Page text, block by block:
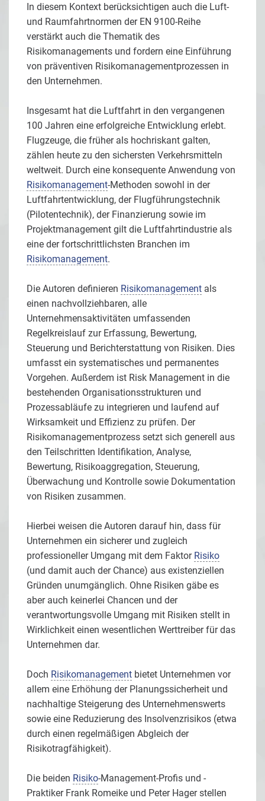
In diesem Kontext berücksichtigen auch die Luft-
und Raumfahrtnormen der EN 9100-Reihe
verstärkt auch die Thematik des
Risikomanagements und fordern eine Einführung
von präventiven Risikomanagementprozessen in
den Unternehmen.
Insgesamt hat die Luftfahrt in den vergangenen
100 Jahren eine erfolgreiche Entwicklung erlebt.
Flugzeuge, die früher als hochriskant galten,
zählen heute zu den sichersten Verkehrsmitteln
weltweit. Durch eine konsequente Anwendung von
Risikomanagement-Methoden sowohl in der
Luftfahrtentwicklung, der Flugführungstechnik
(Pilotentechnik), der Finanzierung sowie im
Projektmanagement gilt die Luftfahrtindustrie als
eine der fortschrittlichsten Branchen im
Risikomanagement.
Die Autoren definieren Risikomanagement als
einen nachvollziehbaren, alle
Unternehmensaktivitäten umfassenden
Regelkreislauf zur Erfassung, Bewertung,
Steuerung und Berichterstattung von Risiken. Dies
umfasst ein systematisches und permanentes
Vorgehen. Außerdem ist Risk Management in die
bestehenden Organisationsstrukturen und
Prozessabläufe zu integrieren und laufend auf
Wirksamkeit und Effizienz zu prüfen. Der
Risikomanagementprozess setzt sich generell aus
den Teilschritten Identifikation, Analyse,
Bewertung, Risikoaggregation, Steuerung,
Überwachung und Kontrolle sowie Dokumentation
von Risiken zusammen.
Hierbei weisen die Autoren darauf hin, dass für
Unternehmen ein sicherer und zugleich
professioneller Umgang mit dem Faktor Risiko
(und damit auch der Chance) aus existenziellen
Gründen unumgänglich. Ohne Risiken gäbe es
aber auch keinerlei Chancen und der
verantwortungsvolle Umgang mit Risiken stellt in
Wirklichkeit einen wesentlichen Werttreiber für das
Unternehmen dar.
Doch Risikomanagement bietet Unternehmen vor
allem eine Erhöhung der Planungssicherheit und
nachhaltige Steigerung des Unternehmenswerts
sowie eine Reduzierung des Insolvenzrisikos (etwa
durch einen regelmäßigen Abgleich der
Risikotragfähigkeit).
Die beiden Risiko-Management-Profis und -
Praktiker Frank Romeike und Peter Hager stellen